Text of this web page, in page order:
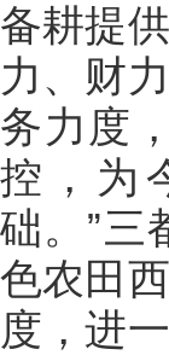
备耕提
力、财
务力度
控，为
础。”三
色农田
度，进